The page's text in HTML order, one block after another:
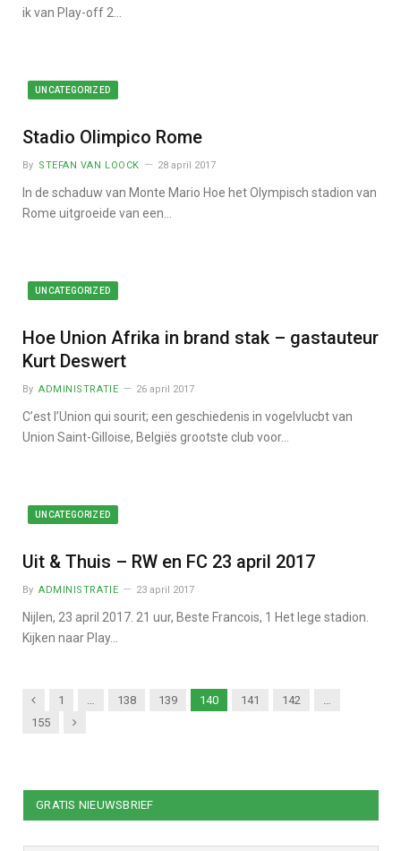
ik van Play-off 2…
UNCATEGORIZED
Stadio Olimpico Rome
By STEFAN VAN LOOCK 28 april 2017
In de schaduw van Monte Mario Hoe het Olympisch stadion van
Rome uitgroeide van een…
UNCATEGORIZED
Hoe Union Afrika in brand stak – gastauteur
Kurt Deswert
By ADMINISTRATIE 26 april 2017
C’est l’Union qui sourit; een geschiedenis in vogelvlucbt van
Union Saint-Gilloise, Belgiës grootste club voor…
UNCATEGORIZED
Uit & Thuis – RW en FC 23 april 2017
By ADMINISTRATIE 23 april 2017
Nijlen, 23 april 2017. 21 uur, Beste Francois, 1 Het lege stadion.
Kijken naar Play…
Previous
1 … 138 139 140 141 142
…
155
Next
GRATIS NIEUWSBRIEF